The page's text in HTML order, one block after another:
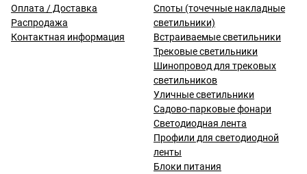
Оплата / Доставка
Распродажа
Контактная информация
Споты (точечные накладные
светильники)
Встраиваемые светильники
Трековые светильники
Шинопровод для трековых
светильников
Уличные светильники
Садово-парковые фонари
Светодиодная лента
Профили для светодиодной
ленты
Блоки питания